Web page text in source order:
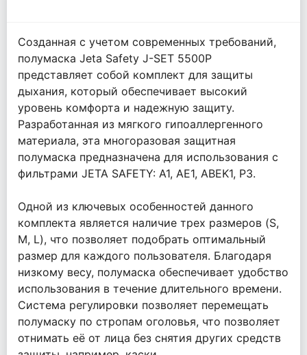
Созданная с учетом современных требований,
полумаска Jeta Safety J-SET 5500P
представляет собой комплект для защиты
дыхания, который обеспечивает высокий
уровень комфорта и надежную защиту.
Разработанная из мягкого гипоаллергенного
материала, эта многоразовая защитная
полумаска предназначена для использования с
фильтрами JETA SAFETY: A1, AE1, ABEK1, P3.
Одной из ключевых особенностей данного
комплекта является наличие трех размеров (S,
M, L), что позволяет подобрать оптимальный
размер для каждого пользователя. Благодаря
низкому весу, полумаска обеспечивает удобство
использования в течение длительного времени.
Система регулировки позволяет перемещать
полумаску по стропам оголовья, что позволяет
отнимать её от лица без снятия других средств